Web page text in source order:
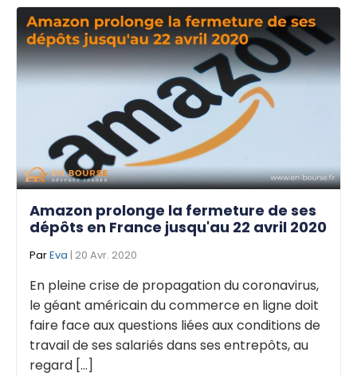
Amazon prolonge la fermeture de ses
dépôts en France jusqu'au 22 avril 2020
ParEva | 20 Avr. 2020
En pleine crise de propagation du coronavirus,
le géant américain du commerce en ligne doit
faire face aux questions liées aux conditions de
travail de ses salariés dans ses entrepôts, au
regard [...]